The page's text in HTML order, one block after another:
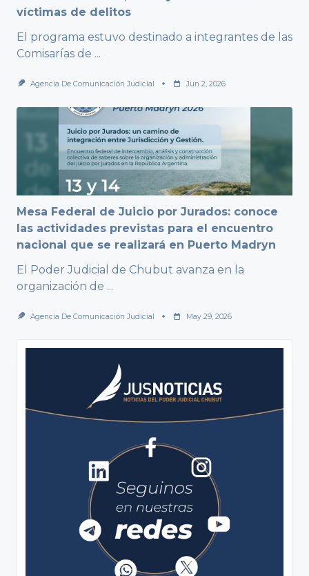
víctimas de delitos
El programa estuvo destinado a integrantes de las
Comisarías de ...
Agencia De Comunicación Judicial Jun 2, 2026
Mesa Federal de Juicio por Jurados: conoce
las actividades previstas para el encuentro
nacional que se realizará en Puerto Madryn
El Poder Judicial de Chubut avanza en la
organización de ...
Agencia De Comunicación Judicial May 29, 2026